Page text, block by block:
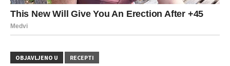
OBJAVLJENO U RECEPTI